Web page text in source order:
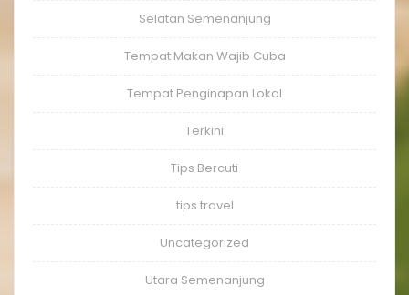
Selatan Semenanjung
Tempat Makan Wajib Cuba
Tempat Penginapan Lokal
Terkini
Tips Bercuti
tips travel
Uncategorized
Utara Semenanjung